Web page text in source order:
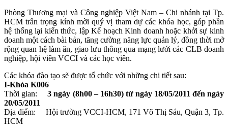
Phòng Thương mại và Công nghiệp Việt Nam – Chi nhánh tại Tp.
HCM trân trọng kính mời quý vị tham dự các khóa học, góp phần
hệ thống lại kiến thức, lập Kế hoạch Kinh doanh hoặc khởi sự kinh
doanh một cách bài bản, tăng cường năng lực quản lý, đồng thời mở
rộng quan hệ làm ăn, giao lưu thông qua mạng lưới các CLB doanh
nghiệp, hội viên VCCI và các học viên.
Các khóa đào tạo sẽ được tổ chức với những chi tiết sau:
I-Khóa K006
Thời gian:3 ngày (8h00 – 16h30) từ ngày 18/05/2011 đến ngày
20/05/2011
Địa điểm: Hội trường VCCI-HCM, 171 Võ Thị Sáu, Quận 3, Tp.
HCM